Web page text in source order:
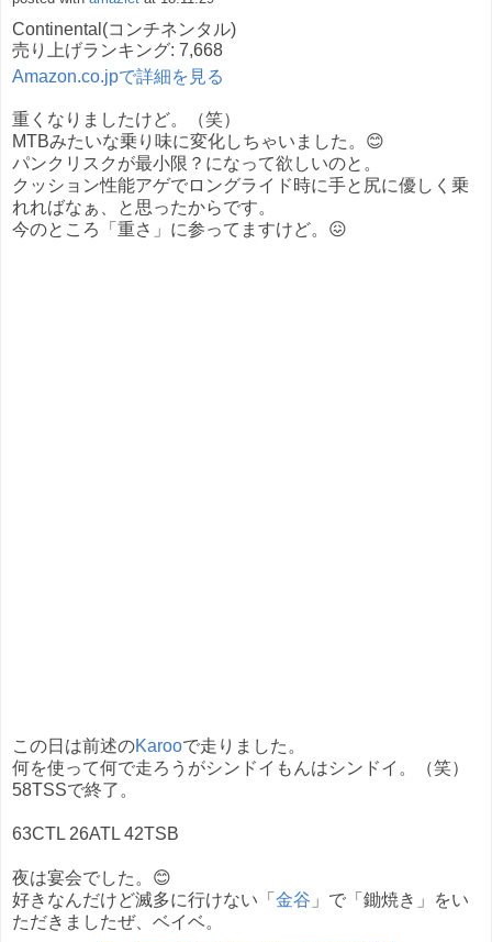
Continental(コンチネンタル)
売り上げランキング: 7,668
Amazon.co.jpで詳細を見る
重くなりましたけど。（笑）
MTBみたいな乗り味に変化しちゃいました。😊
パンクリスクが最小限？になって欲しいのと。
クッション性能アゲでロングライド時に手と尻に優しく乗
れればなぁ、と思ったからです。
今のところ「重さ」に参ってますけど。😖
この日は前述のKarooで走りました。
何を使って何で走ろうがシンドイもんはシンドイ。（笑）
58TSSで終了。
63CTL 26ATL 42TSB
夜は宴会でした。😊
好きなんだけど滅多に行けない「 金谷 」で「鋤焼き」をい
ただきましたぜ、ベイベ。